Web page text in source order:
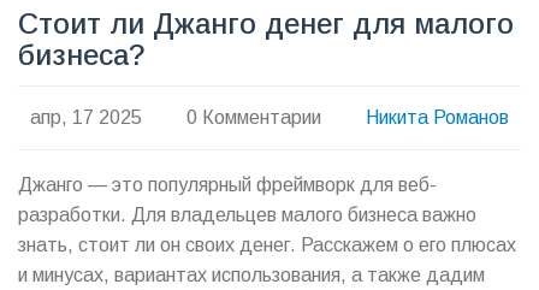
Стоит ли Джанго денег для малого
бизнеса?
апр, 17 2025 0 Комментарии Никита Романов
Джанго — это популярный фреймворк для веб-
разработки. Для владельцев малого бизнеса важно
знать, стоит ли он своих денег. Расскажем о его плюсах
и минусах, вариантах использования, а также дадим